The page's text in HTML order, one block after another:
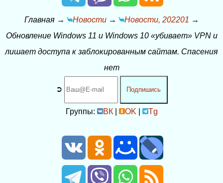
Главная→ Новости→ Новости, 202201 →
Обновление Windows 11 и Windows 10 «убивает» VPN и
лишает доступа к заблокированным сайтам. Спасения
нет
➲ Подпишись
Группы: ВК| OK Tg